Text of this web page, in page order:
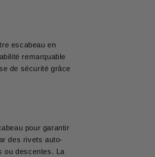
escabeau en
remarquable
de sécurité grâce
pour garantir
des rivets auto-
ou descentes. La